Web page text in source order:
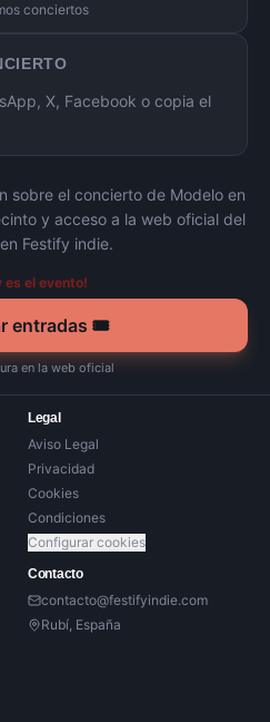
conciertos
X, Facebook o copia el
sobre el concierto de Modelo en
y acceso a la web oficial del
Festify indie.
es el evento!
entradas 🎟️
en la web oficial
Legal
Aviso Legal
Privacidad
Cookies
Condiciones
Configurar cookies
Contacto
contacto@festifyindie.com
Rubí, España